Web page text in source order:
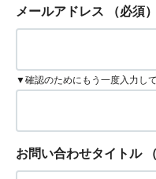
メールアドレス （必須）
▼確認のためにもう一度入力して
お問い合わせタイトル